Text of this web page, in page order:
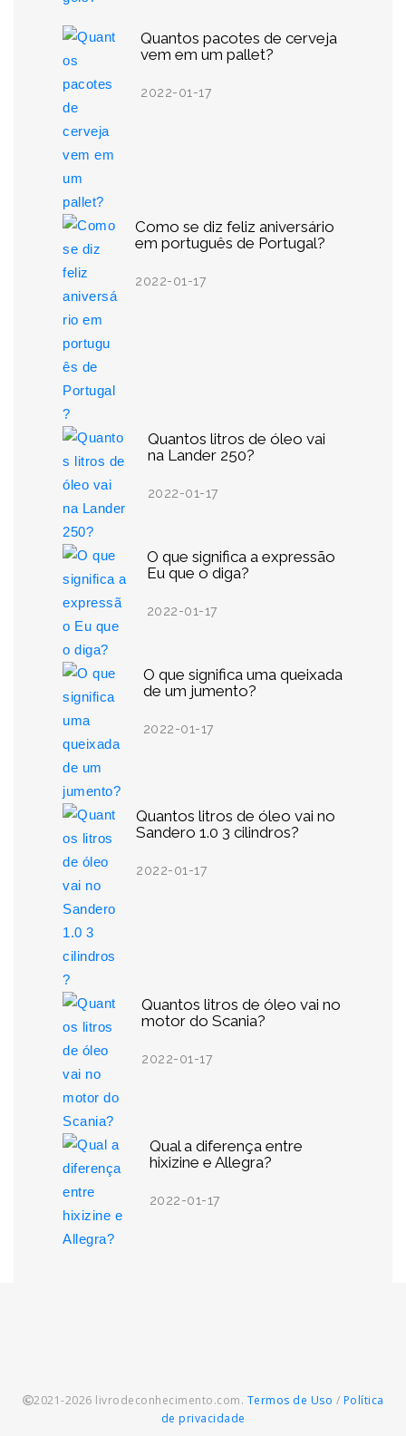
Quantos pacotes de cerveja
vem em um pallet?
2022-01-17
Como se diz feliz aniversário
em português de Portugal?
2022-01-17
Quantos litros de óleo vai
na Lander 250?
2022-01-17
O que significa a expressão
Eu que o diga?
2022-01-17
O que significa uma queixada
de um jumento?
2022-01-17
Quantos litros de óleo vai no
Sandero 1.0 3 cilindros?
2022-01-17
Quantos litros de óleo vai no
motor do Scania?
2022-01-17
Qual a diferença entre
hixizine e Allegra?
2022-01-17
2021-2026 livrodeconhecimento.com. Termos de Uso / Política
de privacidade